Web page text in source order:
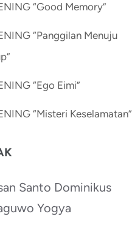
“Good Memory”
“Panggilan Menuju
“Ego Eimi”
“Misteri Keselamatan”
Santo Dominikus
Yogya